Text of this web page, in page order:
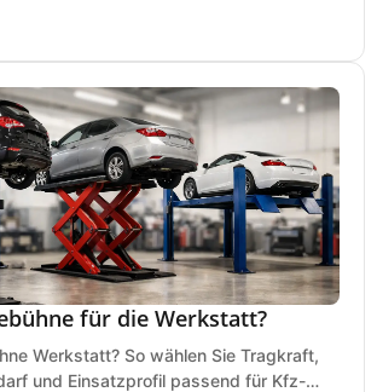
für die Werkstatt?
Werkstatt? So wählen Sie Tragkraft,
und Einsatzprofil passend für Kfz-